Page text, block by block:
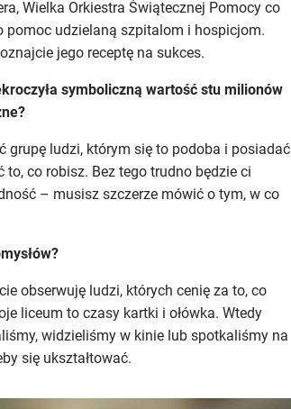
Wielka Orkiestra Świątecznej Pomocy co
pomoc udzielaną szpitalom i hospicjom.
jego receptę na sukces.
symboliczną wartość stu milionów
grupę ludzi, którym się to podoba i posiadać
co robisz. Bez tego trudno będzie ci
– musisz szczerze mówić o tym, w co
obserwuję ludzi, których cenię za to, co
liceum to czasy kartki i ołówka. Wtedy
widzieliśmy w kinie lub spotkaliśmy na
się ukształtować.